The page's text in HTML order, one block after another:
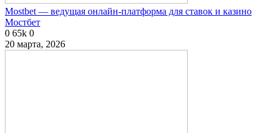
Mostbet — ведущая онлайн-платформа для ставок и казино
Мостбет
0 65k 0
20 марта, 2026